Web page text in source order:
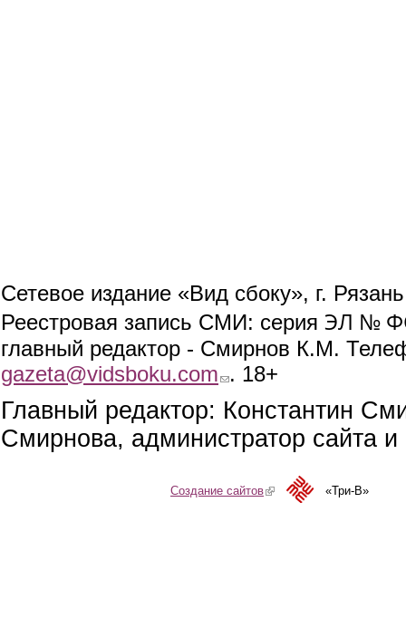
Сетевое издание «Вид сбоку», г.
Реестровая запись СМИ: серия ЭЛ №
главный редактор - Смирнов К.М.
gazeta@vidsboku.com (link sends e-mail)
. 18+
Главный редактор: Константин
Смирнова, администратор сайта
Создание сайтов(link is external)«Три-В»